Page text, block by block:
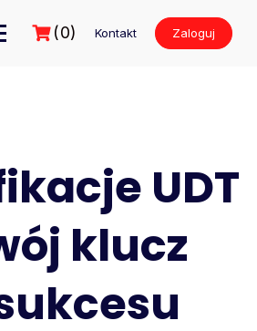
(0) Kontakt Zaloguj
UDT
klucz